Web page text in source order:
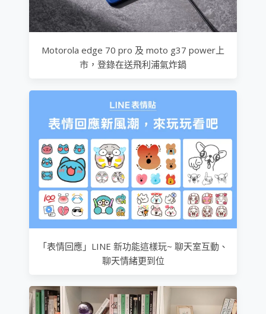
Motorola edge 70 pro 及 moto g37 power上
市，登錄在送飛利浦氣炸鍋
「表情回應」LINE 新功能這樣玩~ 聊天室互動、
聊天情緒更到位